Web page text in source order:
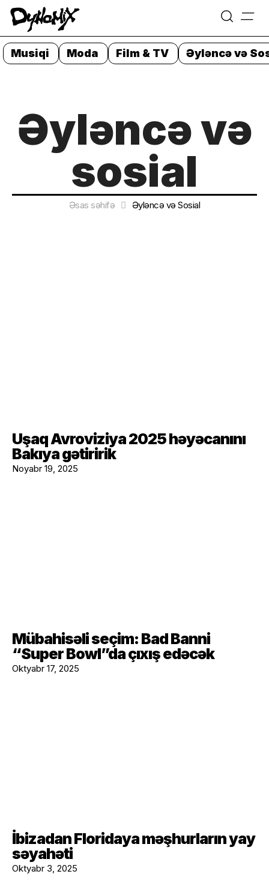
Skip
to
content
=
Musiqi Moda Film & TV Əyləncə və
Əsas səhifə Əyləncə və Sosial
Əyləncə və
sosial
Uşaq Avroviziya 2025 həyəcanını
Bakıya gətiririk
Noyabr 19, 2025
Mübahisəli seçim: Bad Banni
“Super Bowl”da çıxış edəcək
Oktyabr 17, 2025
İbizadan Floridaya məşhurların yay
səyahəti
Oktyabr 3, 2025